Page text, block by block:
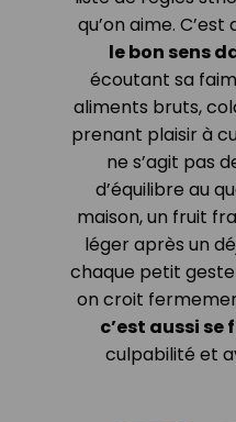
qu’on aime.
le bon sens
écoutant sa
aliments bruts,
prenant plaisir à
ne s’agit pas
d’équilibre au
maison, un fruit
léger après un
chaque petit
on croit
c’est aussi se
culpabilité et